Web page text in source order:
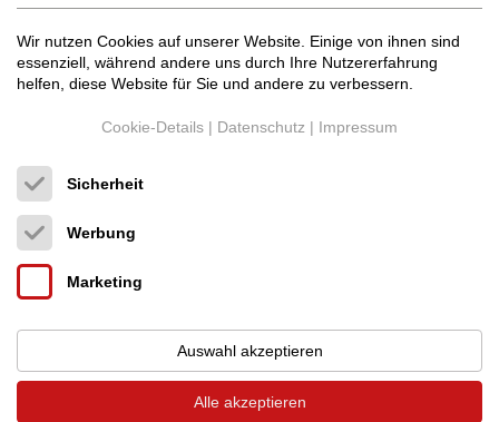
Pathos Acoustics
Vollverstärker
1.999 €
Wir nutzen Cookies auf unserer Website. Einige von ihnen sind
essenziell, während andere uns durch Ihre Nutzererfahrung
helfen, diese Website für Sie und andere zu verbessern.
Cookie-Details | Datenschutz | Impressum
Sicherheit
Werbung
Marketing
Auswahl akzeptieren
Alle akzeptieren